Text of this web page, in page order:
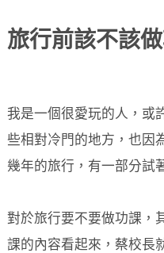
旅行前該不該
我是一個很愛玩的人，或
些相對冷門的地方，也因
幾年的旅行，有一部分試
對於旅行要不要做功課，
課的內容看起來，蔡校長